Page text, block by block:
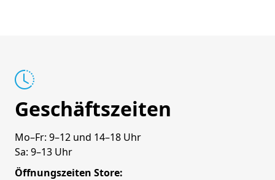
Geschäftszeiten
Mo–Fr: 9–12 und 14–18 Uhr
Sa: 9–13 Uhr
Öffnungszeiten Store: